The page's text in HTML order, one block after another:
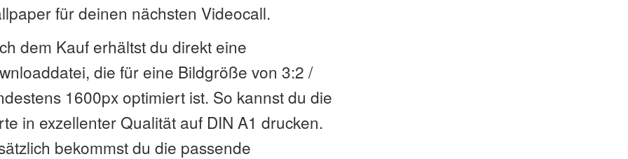
für deinen nächsten Videocall.
dem Kauf erhältst du direkt eine
die für eine Bildgröße von 3:2 /
1600px optimiert ist. So kannst du die
in exzellenter Qualität auf DIN A1 drucken.
bekommst du die passende